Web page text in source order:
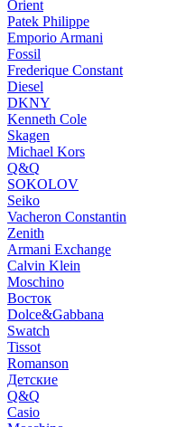
Orient
Patek Philippe
Emporio Armani
Fossil
Frederique Constant
Diesel
DKNY
Kenneth Cole
Skagen
Michael Kors
Q&Q
SOKOLOV
Seiko
Vacheron Constantin
Zenith
Armani Exchange
Calvin Klein
Moschino
Восток
Dolce&Gabbana
Swatch
Tissot
Romanson
Детские
Q&Q
Casio